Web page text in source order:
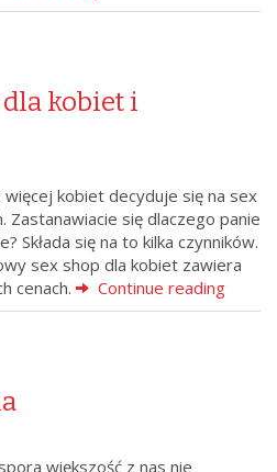
kobiet i
kobiet decyduje się na sex
Zastanawiacie się dlaczego panie
Składa się na to kilka czynników.
sex shop dla kobiet zawiera
cenach.
Continue reading
większość z nas nie